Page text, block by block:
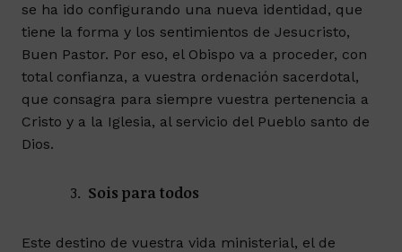
se ha ido configurando una nueva identidad, que
tiene la forma y los sentimientos de Jesucristo,
Buen Pastor. Por eso, el Obispo va a proceder, con
total confianza, a vuestra ordenación sacerdotal,
que consagra para siempre vuestra pertenencia a
Cristo y a la Iglesia, al servicio del Pueblo santo de
Dios.
Sois para todos
Este destino de vuestra vida ministerial, el de